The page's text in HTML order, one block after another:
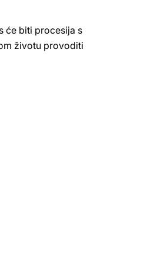
će biti procesija s
životu provoditi